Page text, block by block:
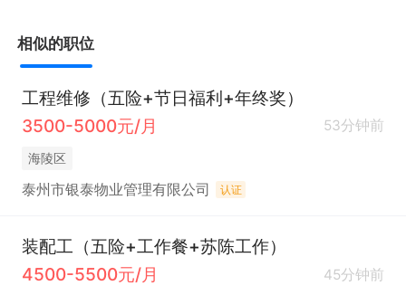
相似的职位
工程维修（五险+节日福利+年终奖）
3500-5000元/月
53分钟前
海陵区
泰州市银泰物业管理有限公司 认证
装配工（五险+工作餐+苏陈工作）
4500-5500元/月
45分钟前